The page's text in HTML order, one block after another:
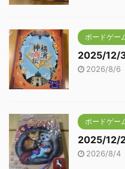
ボードゲー
2025/12/
2026/8/6
ボードゲー
2025/12/
2026/8/4